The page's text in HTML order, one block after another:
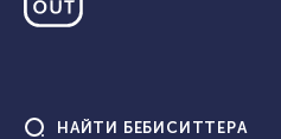
НАЙТИ БЕБИСИТТЕРА